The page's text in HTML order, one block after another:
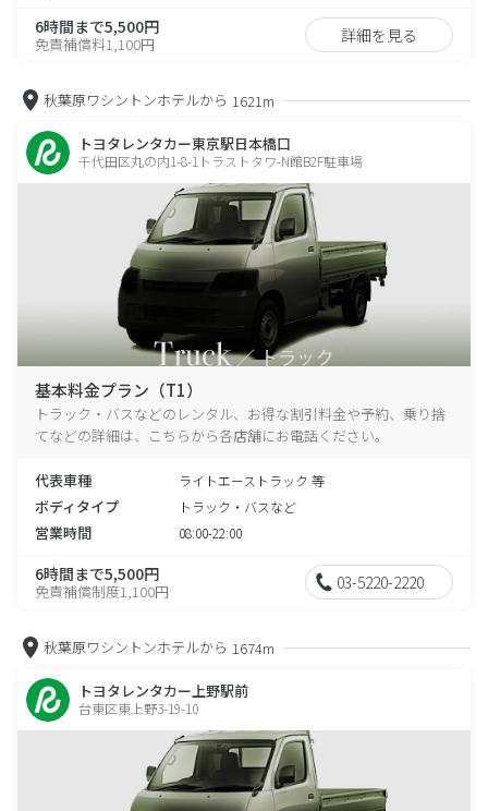
6時間まで5,500円
免責補償料1,100円 詳細を見る
秋葉原ワシントンホテルから 1621m
トヨタレンタカー東京駅日本橋口
千代田区丸の内1-8-1トラストタワ-N館B2F駐車場
基本料金プラン（T1）
トラック・バスなどのレンタル、お得な割引料金や予約、乗り捨
てなどの詳細は、こちらから各店舗にお電話ください。
代表車種 ライトエーストラック 等
ボディタイプ トラック・バスなど
営業時間 08:00-22:00
6時間まで5,500円
免責補償制度1,100円 03-5220-2220
秋葉原ワシントンホテルから 1674m
トヨタレンタカー上野駅前
台東区東上野3-19-10